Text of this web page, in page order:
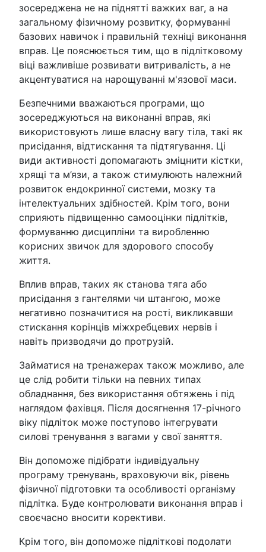
зосереджена не на піднятті важких ваг, а на
загальному фізичному розвитку, формуванні
базових навичок і правильній техніці виконання
вправ. Це пояснюється тим, що в підлітковому
віці важливіше розвивати витривалість, а не
акцентуватися на нарощуванні м'язової маси.
Безпечними вважаються програми, що
зосереджуються на виконанні вправ, які
використовують лише власну вагу тіла, такі як
присідання, відтискання та підтягування. Ці
види активності допомагають зміцнити кістки,
хрящі та м’язи, а також стимулюють належний
розвиток ендокринної системи, мозку та
інтелектуальних здібностей. Крім того, вони
сприяють підвищенню самооцінки підлітків,
формуванню дисципліни та виробленню
корисних звичок для здорового способу
життя.
Вплив вправ, таких як станова тяга або
присідання з гантелями чи штангою, може
негативно позначитися на рості, викликавши
стискання корінців міжхребцевих нервів і
навіть призводячи до протрузій.
Займатися на тренажерах також можливо, але
це слід робити тільки на певних типах
обладнання, без використання обтяжень і під
наглядом фахівця. Після досягнення 17-річного
віку підліток може поступово інтегрувати
силові тренування з вагами у свої заняття.
Він допоможе підібрати індивідуальну
програму тренувань, враховуючи вік, рівень
фізичної підготовки та особливості організму
підлітка. Буде контролювати виконання вправ і
своєчасно вносити корективи.
Крім того, він допоможе підліткові подолати